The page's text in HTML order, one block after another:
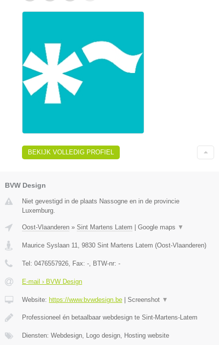
BEKIJK VOLLEDIG PROFIEL
BVW Design
Niet gevestigd in de plaats Nassogne en in de provincie
Luxemburg.
Oost-Vlaanderen » Sint Martens Latem Google maps ▼
Maurice Syslaan 11, 9830 Sint Martens Latem (Oost-Vlaanderen)
Tel: 0476557926, Fax: -, BTW-nr: -
E-mail › BVW Design
Website: https://www.bvwdesign.be Screenshot ▼
Professioneel én betaalbaar webdesign te Sint-Martens-Latem
Diensten: Webdesign, Logo design, Hosting website